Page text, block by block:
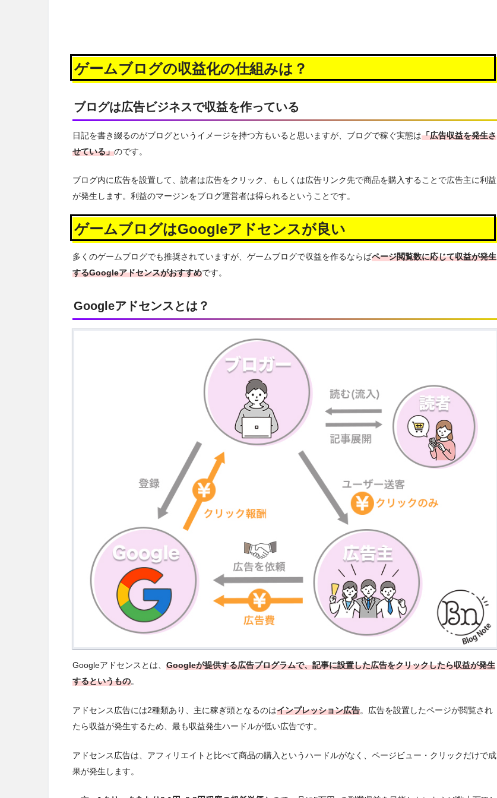
ゲームブログの収益化の仕組みは？
ブログは広告ビジネスで収益を作っている
日記を書き綴るのがブログというイメージを持つ方もいると思いますが、ブログで稼ぐ実態は「広告収益を発生さ
せている」のです。
ブログ内に広告を設置して、読者は広告をクリック、もしくは広告リンク先で商品を購入することで広告主に利益
が発生します。利益のマージンをブログ運営者は得られるということです。
ゲームブログはGoogleアドセンスが良い
多くのゲームブログでも推奨されていますが、ゲームブログで収益を作るならばページ閲覧数に応じて収益が発生
するGoogleアドセンスがおすすめです。
Googleアドセンスとは？
Googleアドセンスとは、 Googleが提供する広告プログラムで、記事に設置した広告をクリックしたら収益が発生
するというもの。
アドセンス広告には2種類あり、主に稼ぎ頭となるのはインプレッション広告。広告を設置したページが閲覧され
たら収益が発生するため、最も収益発生ハードルが低い広告です。
アドセンス広告は、アフィリエイトと比べて商品の購入というハードルがなく、ページビュー・クリックだけで成
果が発生します。